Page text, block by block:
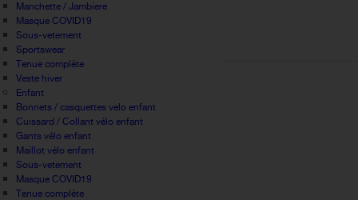
Manchette / Jambiere
Masque COVID19
Sous-vetement
Sportswear
Tenue complète
Veste hiver
Enfant
Bonnets / casquettes velo enfant
Cuissard / Collant vélo enfant
Gants vélo enfant
Maillot vélo enfant
Sous-vetement
Masque COVID19
Tenue complète